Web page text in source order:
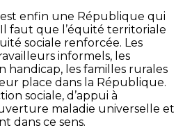
enfin une République qui
faut que l’équité territoriale
sociale renforcée. Les
informels, les
handicap, les familles rurales
place dans la République.
sociale, d’appui à
maladie universelle et
dans ce sens.